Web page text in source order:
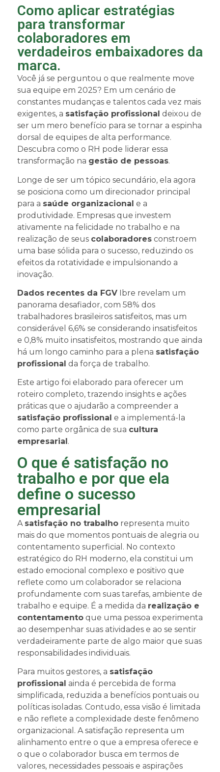
Como aplicar estratégias
para transformar
colaboradores em
verdadeiros embaixadores da
marca.
Você já se perguntou o que realmente move
sua equipe em 2025? Em um cenário de
constantes mudanças e talentos cada vez mais
exigentes, a satisfação profissional deixou de
ser um mero benefício para se tornar a espinha
dorsal de equipes de alta performance.
Descubra como o RH pode liderar essa
transformação na gestão de pessoas.
Longe de ser um tópico secundário, ela agora
se posiciona como um direcionador principal
para a saúde organizacional e a
produtividade. Empresas que investem
ativamente na felicidade no trabalho e na
realização de seus colaboradores constroem
uma base sólida para o sucesso, reduzindo os
efeitos da rotatividade e impulsionando a
inovação.
Dados recentes da FGV Ibre revelam um
panorama desafiador, com 58% dos
trabalhadores brasileiros satisfeitos, mas um
considerável 6,6% se considerando insatisfeitos
e 0,8% muito insatisfeitos, mostrando que ainda
há um longo caminho para a plena satisfação
profissional da força de trabalho.
Este artigo foi elaborado para oferecer um
roteiro completo, trazendo insights e ações
práticas que o ajudarão a compreender a
satisfação profissional e a implementá-la
como parte orgânica de sua cultura
empresarial .
O que é satisfação no
trabalho e por que ela
define o sucesso
empresarial
A satisfação no trabalho representa muito
mais do que momentos pontuais de alegria ou
contentamento superficial. No contexto
estratégico do RH moderno, ela constitui um
estado emocional complexo e positivo que
reflete como um colaborador se relaciona
profundamente com suas tarefas, ambiente de
trabalho e equipe. É a medida da realização e
contentamento que uma pessoa experimenta
ao desempenhar suas atividades e ao se sentir
verdadeiramente parte de algo maior que suas
responsabilidades individuais.
Para muitos gestores, a satisfação
profissional ainda é percebida de forma
simplificada, reduzida a benefícios pontuais ou
políticas isoladas. Contudo, essa visão é limitada
e não reflete a complexidade deste fenômeno
organizacional. A satisfação representa um
alinhamento entre o que a empresa oferece e
o que o colaborador busca em termos de
valores, necessidades pessoais e aspirações